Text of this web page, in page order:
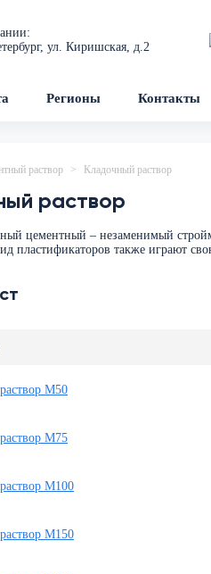
ул. Киришская, д.2
Регионы Контакты
раствор Кладочный раствор
раствор
цементный – незаменимый
пластификаторов также играют
М50
М75
М100
М150